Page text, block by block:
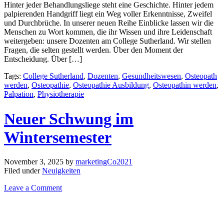
Hinter jeder Behandlungsliege steht eine Geschichte. Hinter jedem
palpierenden Handgriff liegt ein Weg voller Erkenntnisse, Zweifel
und Durchbrüche. In unserer neuen Reihe Einblicke lassen wir die
Menschen zu Wort kommen, die ihr Wissen und ihre Leidenschaft
weitergeben: unsere Dozenten am College Sutherland. Wir stellen
Fragen, die selten gestellt werden. Über den Moment der
Entscheidung. Über […]
Tags: College Sutherland, Dozenten, Gesundheitswesen, Osteopath
werden, Osteopathie, Osteopathie Ausbildung, Osteopathin werden,
Palpation, Physiotherapie
Neuer Schwung im
Wintersemester
November 3, 2025 by marketingCo2021
Filed underNeuigkeiten
Leave a Comment